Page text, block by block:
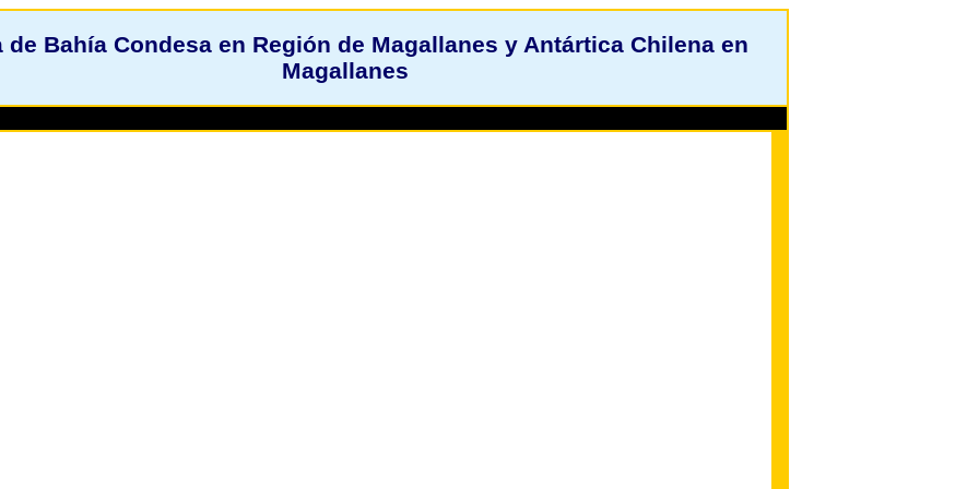
de Bahía Condesa en Región de Magallanes y Antártica Chilena en
Magallanes